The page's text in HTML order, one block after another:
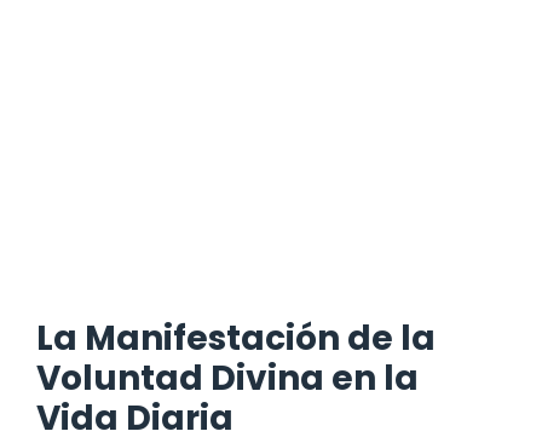
La Manifestación de la
Voluntad Divina en la
Vida Diaria